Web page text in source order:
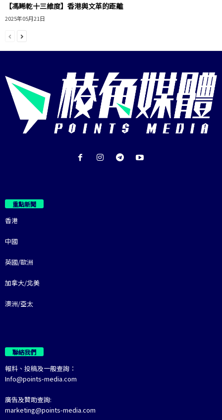
【馮睎乾十三維度】香港與文革的距離
2025年05月21日
重點新聞
香港
中國
英國/歐洲
加拿大/北美
澳洲/亞太
聯絡我們
報料、投稿及一般查詢：
Info@points-media.com
廣告及贊助查詢:
marketing@points-media.com